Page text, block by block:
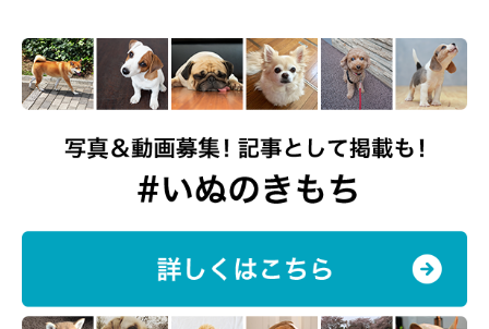
いぬのきもち投稿写真ギャラリー
健康状態に問題のない老犬の睡眠時間が増えたときは、以下のよ
うな点に注意してあげてください。